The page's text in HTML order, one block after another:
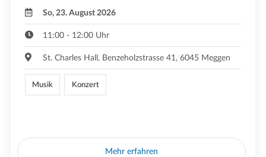
So, 23. August 2026
11:00 - 12:00 Uhr
St. Charles Hall, Benzeholzstrasse 41, 6045 Meggen
Musik Konzert
Mehr erfahren